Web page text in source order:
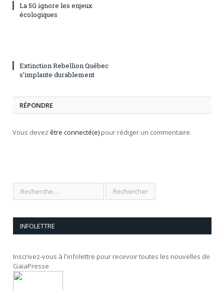
La 5G ignore les enjeux
écologiques
Extinction Rebellion Québec
s’implante durablement
RÉPONDRE
Vous devez être connecté(e) pour rédiger un commentaire.
INFOLETTRE
Inscrivez-vous à l'infolettre pour recevoir toutes les nouvelles de
GaïaPresse